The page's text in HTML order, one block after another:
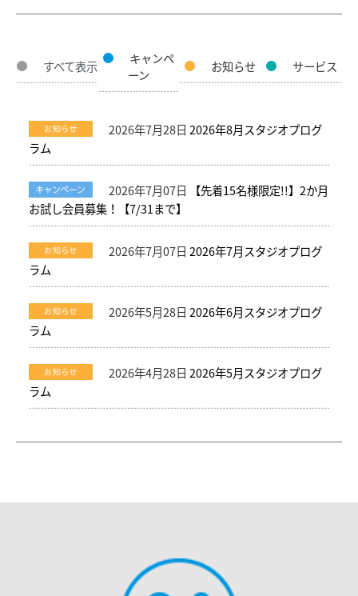
すべて表示
キャンペ
ーン
お知らせ サービス
2026年7月28日 2026年8月スタジオプログ
ラム
2026年7月07日
【先着15名様限定!!】2か月
お試し会員募集！【7/31まで】
2026年7月07日 2026年7月スタジオプログ
ラム
2026年5月28日 2026年6月スタジオプログ
ラム
2026年4月28日 2026年5月スタジオプログ
ラム